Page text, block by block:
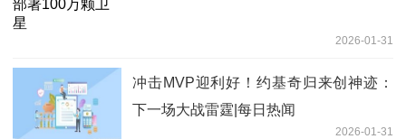
2026-01-31
冲击MVP迎利好！约基奇归来创神迹：
下一场大战雷霆|每日热闻
2026-01-31